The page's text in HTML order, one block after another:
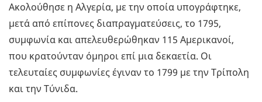
Ακολούθησε η Αλγερία, με την οποία υπογράφτηκε,
μετά από επίπονες διαπραγματεύσεις, το 1795,
συμφωνία και απελευθερώθηκαν 115 Αμερικανοί,
που κρατούνταν όμηροι επί μια δεκαετία. Οι
τελευταίες συμφωνίες έγιναν το 1799 με την Τρίπολη
και την Τύνιδα.